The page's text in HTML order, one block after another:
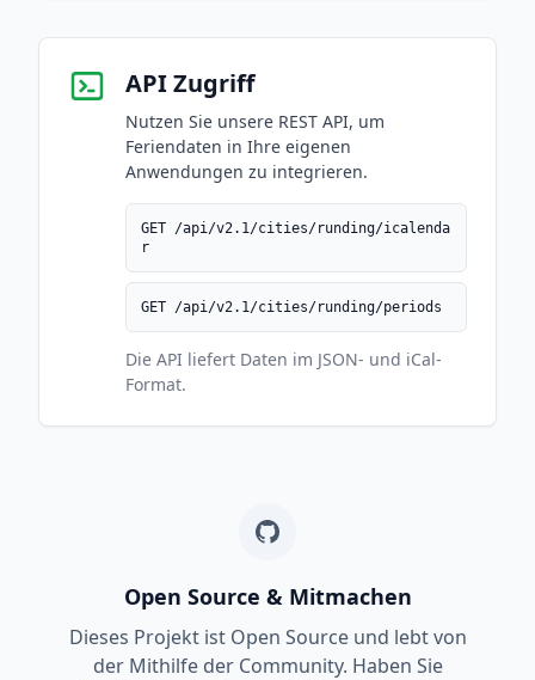
API Zugriff
Nutzen Sie unsere REST API, um
Feriendaten in Ihre eigenen
Anwendungen zu integrieren.
GET /api/v2.1/cities/runding/icalenda
r
GET /api/v2.1/cities/runding/periods
Die API liefert Daten im JSON- und iCal-
Format.
Open Source & Mitmachen
Dieses Projekt ist Open Source und lebt von
der Mithilfe der Community. Haben Sie